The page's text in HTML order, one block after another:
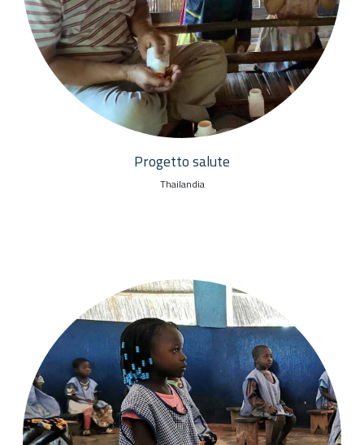
Progetto salute
Thailandia